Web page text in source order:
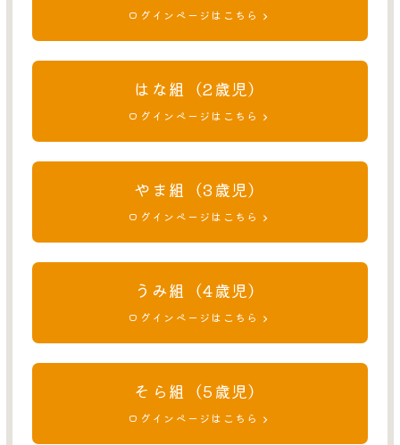
保育事業TOP
グループサイトTOP
ログインページはこちら
はな組（2歳児）
ログインページはこちら
やま組（3歳児）
ログインページはこちら
うみ組（4歳児）
ログインページはこちら
そら組（5歳児）
ログインページはこちら